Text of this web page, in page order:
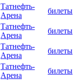
Татнефть-
Арена
билеты
Татнефть-
Арена
билеты
Татнефть-
Арена
билеты
Татнефть-
Арена
билеты